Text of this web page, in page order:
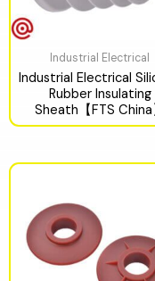
Industrial Electrical
Industrial Electrical
Rubber Insulating
Sheath【FTS China